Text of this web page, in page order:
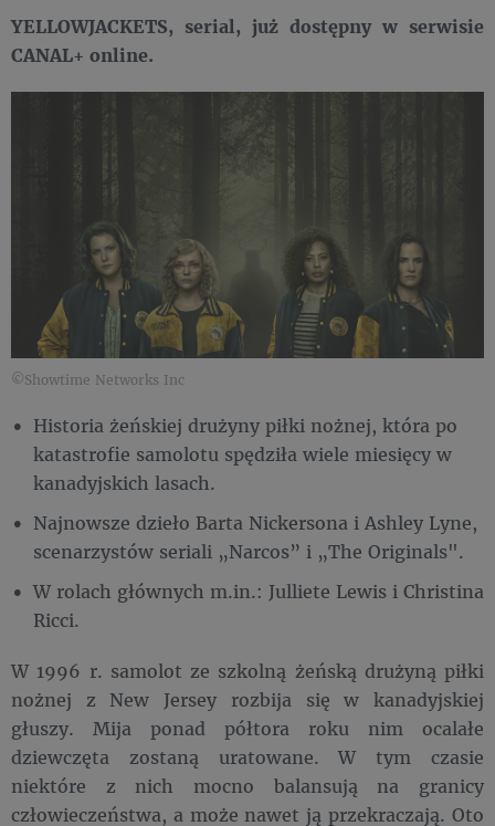
YELLOWJACKETS, serial, już dostępny w serwisie
CANAL+ online.
©Showtime Networks Inc
Historia żeńskiej drużyny piłki nożnej, która po
katastrofie samolotu spędziła wiele miesięcy w
kanadyjskich lasach.
Najnowsze dzieło Barta Nickersona i Ashley Lyne,
scenarzystów seriali „Narcos” i „The Originals".
W rolach głównych m.in.: Julliete Lewis i Christina
Ricci.
W 1996 r. samolot ze szkolną żeńską drużyną piłki
nożnej z New Jersey rozbija się w kanadyjskiej
głuszy. Mija ponad półtora roku nim ocalałe
dziewczęta zostaną uratowane. W tym czasie
niektóre z nich mocno balansują na granicy
człowieczeństwa, a może nawet ją przekraczają. Oto